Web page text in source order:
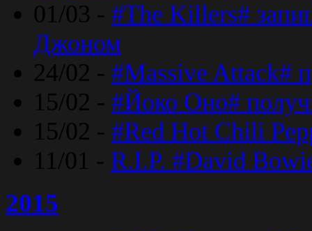
01/03 - #The Killers#
Джоном
24/02 - #Massive Attack#
15/02 - #Йоко Оно#
15/02 - #Red Hot Chili
11/01 - R.I.P. #David
2015